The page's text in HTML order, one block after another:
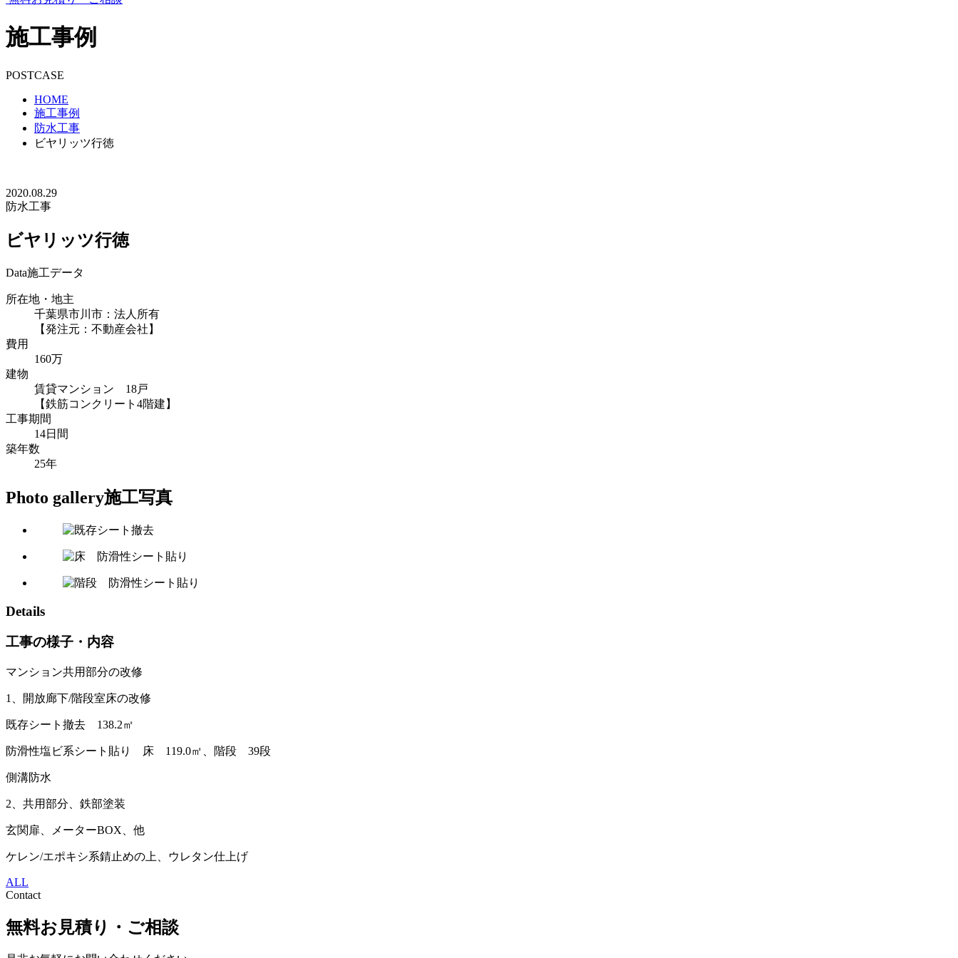
施工事例
POSTCASE
HOME
施工事例
防水工事
ビヤリッツ行徳
2020.08.29
防水工事
ビヤリッツ行徳
Data施工データ
所在地・地主
千葉県市川市：法人所有
【発注元：不動産会社】
費用
160万
建物
賃貸マンション 18戸
【鉄筋コンクリート4階建】
工事期間
14日間
築年数
25年
Photo gallery施工写真
Details
工事の様子・内容
マンション共用部分の改修
1、開放廊下/階段室床の改修
既存シート撤去 138.2㎡
防滑性塩ビ系シート貼り 床 119.0㎡、階段 39段
側溝防水
2、共用部分、鉄部塗装
玄関扉、メーターBOX、他
ケレン/エポキシ系錆止めの上、ウレタン仕上げ
ALL
Contact
無料お見積り・ご相談